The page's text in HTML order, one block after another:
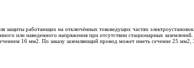
защиты работающих на отключённых токоведущих частях
или наведенного напряжения при отсутствии стационарных заземлений.
16 мм2. По заказу заземляющий провод может иметь сечение 25